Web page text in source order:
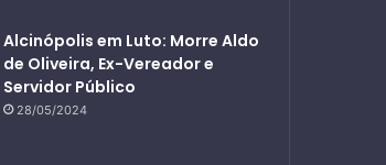
Alcinópolis em Luto: Morre Aldo
de Oliveira, Ex-Vereador e
Servidor Público
28/05/2024